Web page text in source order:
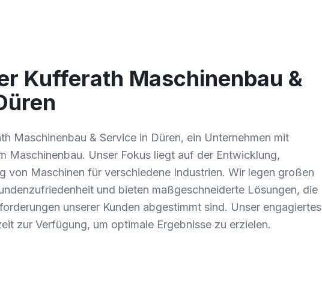
Kufferath Maschinenbau &
Maschinenbau & Service in Düren, ein Unternehmen mit
Maschinenbau. Unser Fokus liegt auf der Entwicklung,
von Maschinen für verschiedene Industrien. Wir legen großen
und bieten maßgeschneiderte Lösungen, die
unserer Kunden abgestimmt sind. Unser engagiertes
zur Verfügung, um optimale Ergebnisse zu erzielen.